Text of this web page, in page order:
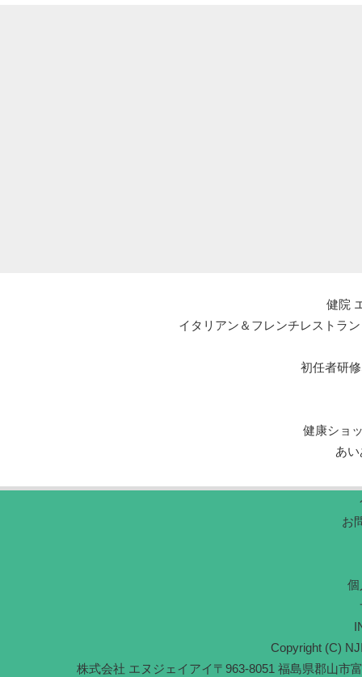
健院
イタリアン＆フレンチレストラ
初任者研修
健康ショ
あ
お
個
Copyright (C)
株式会社 エヌジェイアイ〒963-8051 福島県郡山市